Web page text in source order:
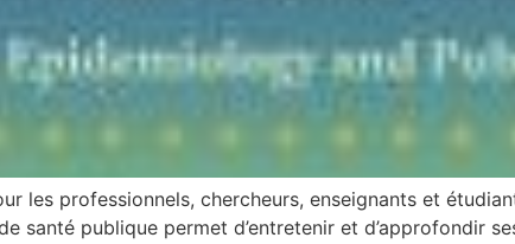
les professionnels, chercheurs, enseignants et
santé publique permet d’entretenir et d’approfondir